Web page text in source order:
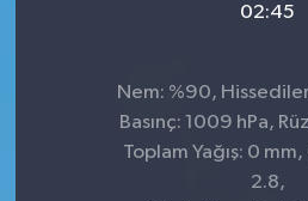
02:45
Nem: %90, Hissedilen
Basınç: 1009 hPa,
Toplam Yağış: 0 mm,
2.8,